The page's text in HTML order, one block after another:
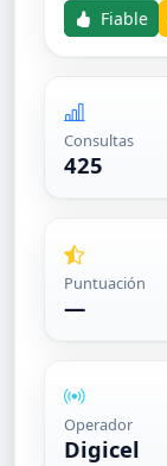
Fiable
Consultas
425
Puntuación
—
Operador
Digicel